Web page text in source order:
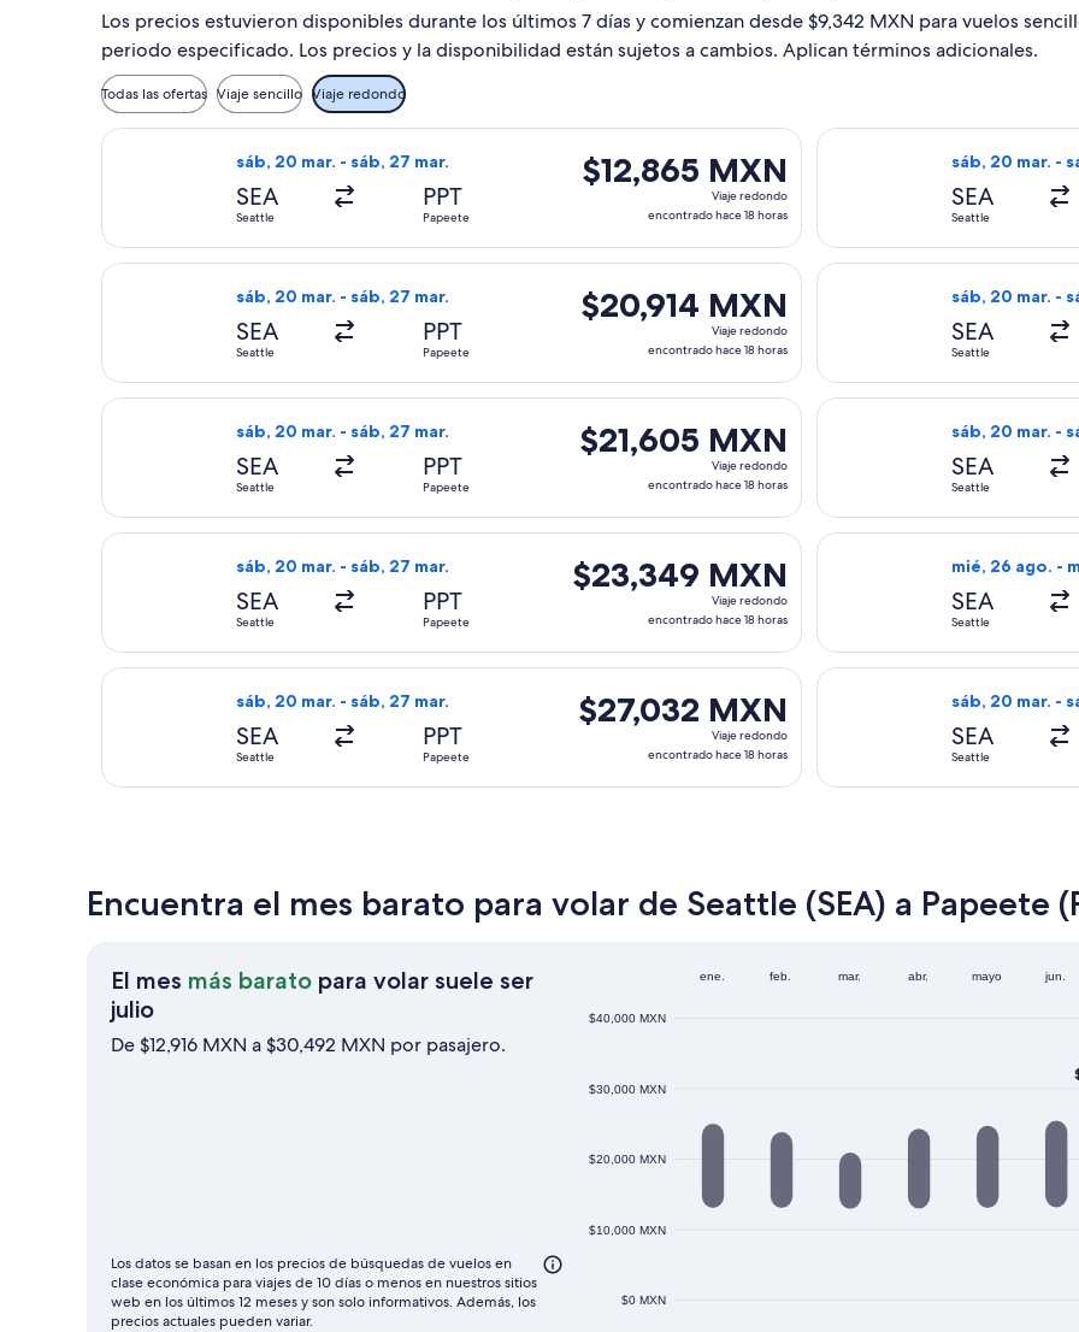
Los precios estuvieron disponibles durante los últimos 7 días y comienzan desde $9,342 MXN para vuelos
periodo especificado. Los precios y la disponibilidad están sujetos a cambios. Aplican términos adicionales.
Todas las ofertas Viaje sencillo Viaje redondo
sáb, 20 mar. - sáb, 27 mar.
SEA
Seattle
PPT
Papeete
$12,865 MXN
Viaje
redondo,
hace
18
horas
$12,865 MXN
Viaje redondo
encontrado hace 18 horas
Seleccionar vuelo de United, con salida el sáb, 20 mar. desde Seattle hacia Papeete, con regreso
sáb, 20 mar. -
SEA
Seattle
Seleccionar
sáb, 20 mar. - sáb, 27 mar.
SEA
Seattle
PPT
Papeete
$20,914 MXN
Viaje
redondo,
hace
18
horas
$20,914 MXN
Viaje redondo
encontrado hace 18 horas
Seleccionar vuelo de United, con salida el sáb, 20 mar. desde Seattle hacia Papeete, con regreso
sáb, 20 mar. -
SEA
Seattle
Seleccionar
sáb, 20 mar. - sáb, 27 mar.
SEA
Seattle
PPT
Papeete
$21,605 MXN
Viaje
redondo,
hace
18
horas
$21,605 MXN
Viaje redondo
encontrado hace 18 horas
Seleccionar vuelo de United, con salida el sáb, 20 mar. desde Seattle hacia Papeete, con
sáb, 20 mar. -
SEA
Seattle
Seleccionar
sáb, 20 mar. - sáb, 27 mar.
SEA
Seattle
PPT
Papeete
$23,349 MXN
Viaje
redondo,
hace
18
horas
$23,349 MXN
Viaje redondo
encontrado hace 18 horas
Seleccionar vuelo de Air Tahiti Nui, con salida el sáb, 20 mar. desde Seattle hacia Papeete, con
mié, 26 ago. -
SEA
Seattle
Seleccionar
sáb, 20 mar. - sáb, 27 mar.
SEA
Seattle
PPT
Papeete
$27,032 MXN
Viaje
redondo,
$27,032 MXN
Viaje redondo
encontrado hace 18 horas
Seleccionar vuelo de Delta, con salida el sáb, 20 mar. desde Seattle hacia Papeete, con regreso
sáb, 20 mar. -
SEA
Seattle
Seleccionar
Encuentra el mes barato para volar de Seattle (SEA) a Papeete
El mes más barato para volar suele ser
julioEl
mes
De $12,916 MXN a $30,492 MXN por pasajero.
$0 MXN
$10,000 MXN
$20,000 MXN
$30,000 MXN
$40,000 MXN
ene. feb. mar. abr. mayo jun.
Los datos se basan en los precios de búsquedas de vuelos en
clase económica para viajes de 10 días o menos en nuestros sitios
web en los últimos 12 meses y son solo informativos. Además, los
precios actuales pueden variar.